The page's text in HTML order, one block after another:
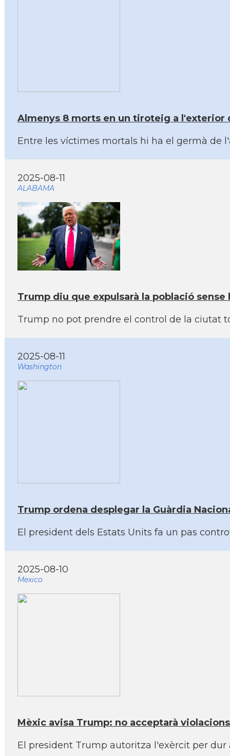
Almenys 8 morts en un tiroteig a l'exterior
Entre les víctimes mortals hi ha el germà de
2025-08-11
ALABAMA
Trump diu que expulsarà la població sense
Trump no pot prendre el control de la ciutat
2025-08-11
Washington
Trump ordena desplegar la Guàrdia
El president dels Estats Units fa un pas
2025-08-10
Mexico
Mèxic avisa Trump: no acceptarà
El president Trump autoritza l'exèrcit per